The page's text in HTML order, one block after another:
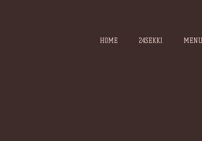
HOME 24SEKKI MENU